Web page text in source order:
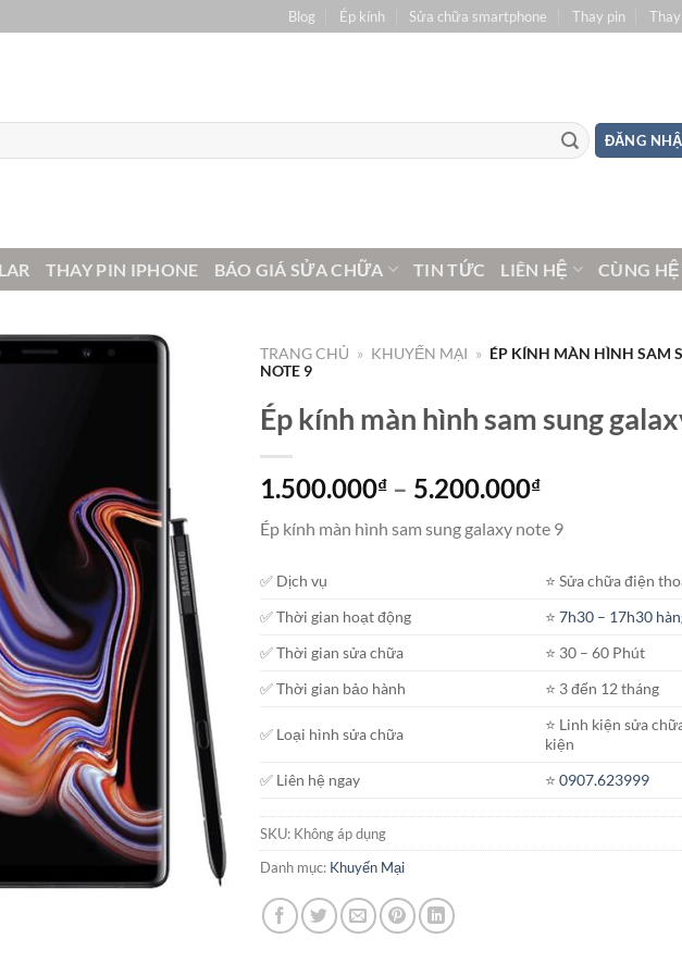
Blog Ép kính Sửa chữa smartphone Thay pin
ĐĂNG
THAY PIN IPHONE BÁO GIÁ SỬA CHỮA TIN TỨC LIÊN HỆ CÙNG
TRANG CHỦ » KHUYẾN MẠI » ÉP KÍNH MÀN HÌNH SAM
NOTE 9
Ép kính màn hình sam sung
1.500.000₫ – 5.200.000₫Khoảng
từ
đến
5.200.000₫
Ép kính màn hình sam sung galaxy note 9
✅ Dịch vụ
⭐️ Sửa chữa điện
✅ Thời gian hoạt động
⭐️7h30 – 17h30
✅ Thời gian sửa chữa
⭐️ 30 – 60 Phút
✅ Thời gian bảo hành
⭐️ 3 đến 12 tháng
✅ Loại hình sửa chữa
⭐️ Linh kiện sửa
kiện
✅ Liên hệ ngay
⭐️0907.623999
SKU: Không áp dụng
Danh mục: Khuyến Mại